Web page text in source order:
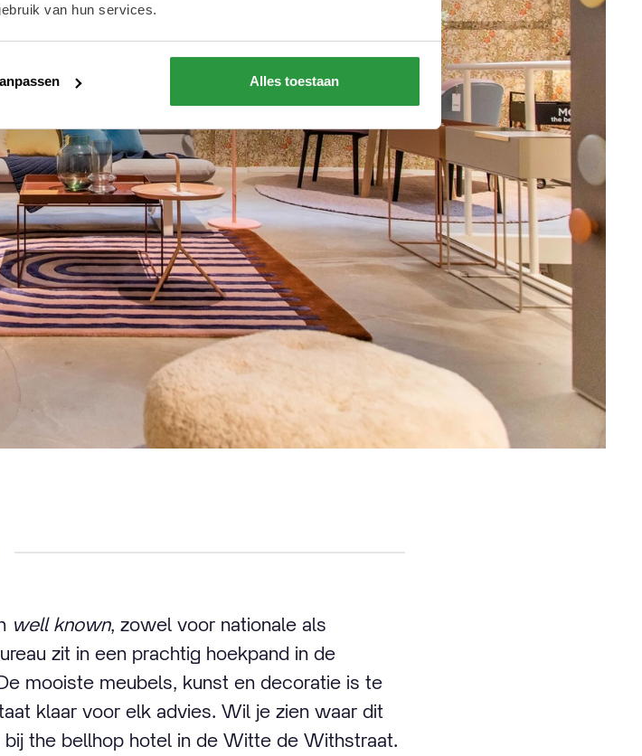
van hun services.
Alles toestaan
well known, zowel voor nationale als
zit in een prachtig hoekpand in de
mooiste meubels, kunst en decoratie is te
klaar voor elk advies. Wil je zien waar dit
the bellhop hotel in de Witte de Withstraat.